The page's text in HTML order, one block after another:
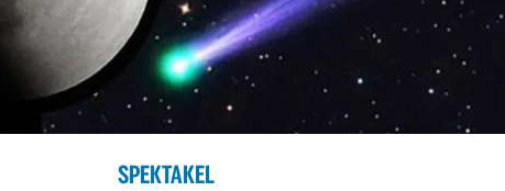
SPEKTAKEL